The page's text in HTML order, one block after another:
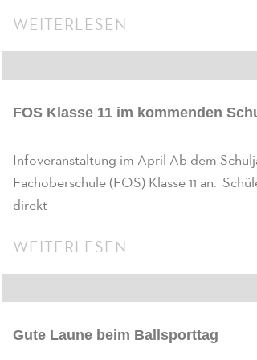
WEITERLESEN
FOS Klasse 11 im kommenden
Infoveranstaltung im April Ab dem
Fachoberschule (FOS) Klasse 11 an.
direkt
WEITERLESEN
Gute Laune beim Ballsporttag